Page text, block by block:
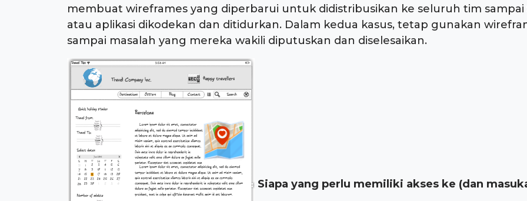
membuat wireframes yang diperbarui untuk didistribusikan ke seluruh tim sampai
atau aplikasi dikodekan dan ditidurkan. Dalam kedua kasus, tetap gunakan
sampai masalah yang mereka wakili diputuskan dan diselesaikan.
Siapa yang perlu memiliki akses ke (dan